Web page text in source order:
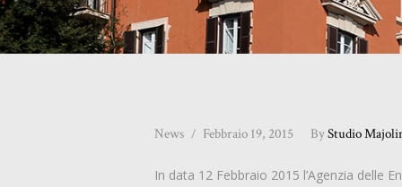
News Febbraio 19, 2015 ByStudio
In data 12 Febbraio 2015 l’Agenzia delle